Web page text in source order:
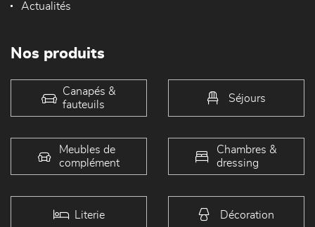
Actualités
Nos produits
Canapés &
fauteuils
Séjours
Meubles de
complément
Chambres &
dressing
Literie Décoration